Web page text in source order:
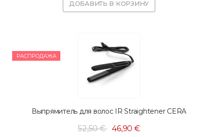
ДОБАВИТЬ В КОРЗИНУ
Выпрямитель для волос IR Straightener CERA
РАСПРОДАЖА
52,50 € 46,90 €